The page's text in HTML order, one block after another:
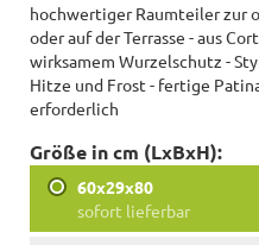
hochwertiger Raumteiler zur
oder auf der Terrasse - aus
wirksamem Wurzelschutz -
Hitze und Frost - fertige
erforderlich
Größe in cm (LxBxH):
60x29x80
sofort lieferbar